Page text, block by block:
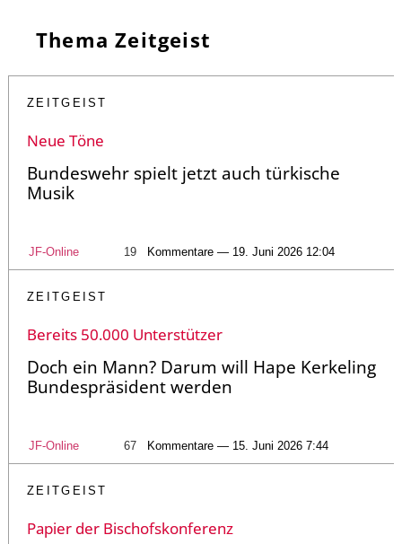
Thema Zeitgeist
ZEITGEIST
Neue Töne
Bundeswehr spielt jetzt auch türkische
Musik
JF-Online 19 Kommentare — 19. Juni 2026 12:04
ZEITGEIST
Bereits 50.000 Unterstützer
Doch ein Mann? Darum will Hape Kerkeling
Bundespräsident werden
JF-Online 67 Kommentare — 15. Juni 2026 7:44
ZEITGEIST
Papier der Bischofskonferenz